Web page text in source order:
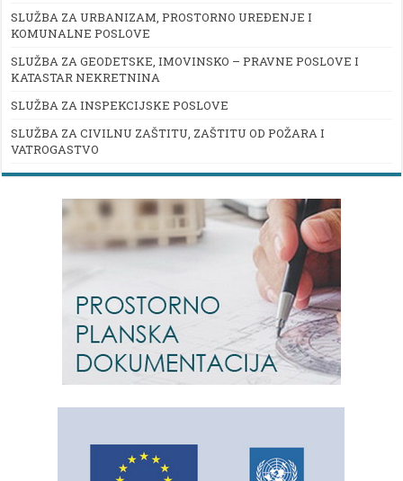
SLUŽBA ZA URBANIZAM, PROSTORNO UREĐENJE I
KOMUNALNE POSLOVE
SLUŽBA ZA GEODETSKE, IMOVINSKO – PRAVNE POSLOVE I
KATASTAR NEKRETNINA
SLUŽBA ZA INSPEKCIJSKE POSLOVE
SLUŽBA ZA CIVILNU ZAŠTITU, ZAŠTITU OD POŽARA I
VATROGASTVO